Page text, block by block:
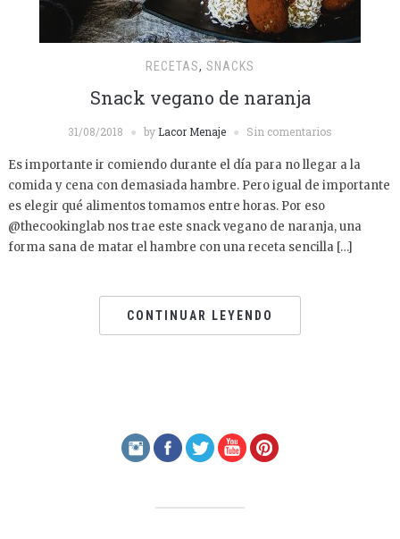
RECETAS, SNACKS
Snack vegano de naranja
31/08/2018 by Lacor Menaje Sin comentarios
Es importante ir comiendo durante el día para no llegar a la
comida y cena con demasiada hambre. Pero igual de importante
es elegir qué alimentos tomamos entre horas. Por eso
@thecookinglab nos trae este snack vegano de naranja, una
forma sana de matar el hambre con una receta sencilla […]
CONTINUAR LEYENDO